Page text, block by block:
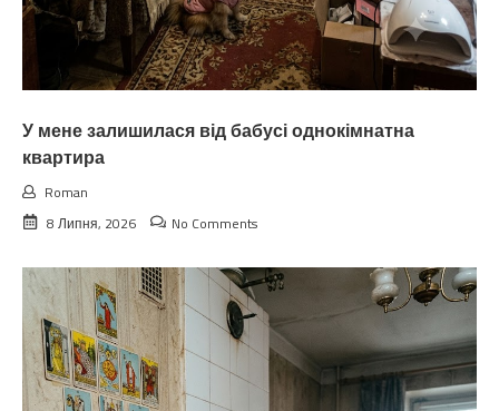
У мене залишилася від бабусі однокімнатна
квартира
Roman
8 Липня, 2026
No Comments